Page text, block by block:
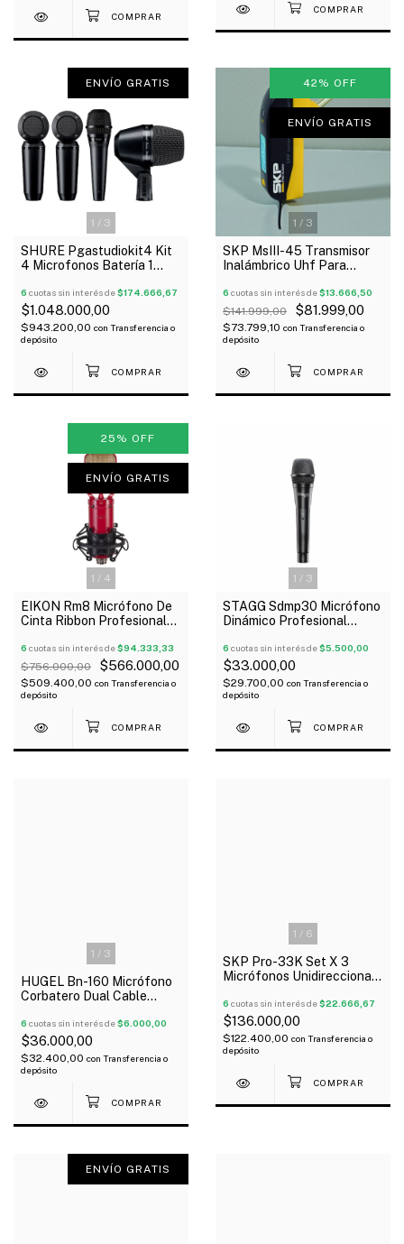
1 / 3
ENVÍO GRATIS
SHURE Pgastudiokit4 Kit
4 Microfonos Batería 1
Pga181 Oferta!
6 cuotas sin interés de$174.666,67
$1.048.000,00
$943.200,00 con Transferencia o
depósito
1 / 3
42 % OFF
ENVÍO GRATIS
SKP MsIII-45 Transmisor
Inalámbrico Uhf Para
Outlet!
6 cuotas sin interés de$13.666,50
$141.999,00 $81.999,00
$73.799,10 con Transferencia o
depósito
1 / 4
25 % OFF
ENVÍO GRATIS
EIKON Rm8 Micrófono De
Cinta Ribbon Profesional
6 cuotas sin interés de$94.333,33
$756.000,00 $566.000,00
$509.400,00 con Transferencia o
depósito
1 / 3
STAGG Sdmp30 Micrófono
Dinámico Profesional
6 cuotas sin interés de$5.500,00
$33.000,00
$29.700,00 con Transferencia o
depósito
1 / 3
HUGEL Bn-160 Micrófono
Corbatero Dual Cable
6 cuotas sin interés de$6.000,00
$36.000,00
$32.400,00 con Transferencia o
depósito
1 / 6
SKP Pro-33K Set X 3
Micrófonos Unidireccional
6 cuotas sin interés de$22.666,67
$136.000,00
$122.400,00 con Transferencia o
depósito
ENVÍO GRATIS